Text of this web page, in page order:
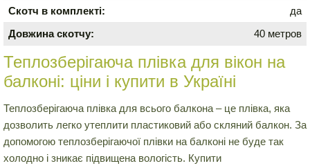
Скотч в комплекті:
да
Довжина скотчу:
40 метров
Теплозберігаюча плівка для вікон на
балконі: ціни і купити в Україні
Теплозберігаюча плівка для всього балкона – це плівка, яка
дозволить легко утеплити пластиковий або скляний балкон. За
допомогою теплозберігаючої плівки на балконі не буде так
холодно і зникає підвищена вологість. Купити